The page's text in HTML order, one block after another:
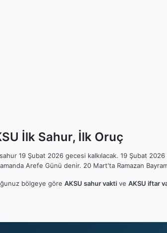
İlk Sahur, İlk Oruç
sahur 19 Şubat 2026 gecesi kalkılacak. 19 Şubat
Arefe Günü denir. 20 Mart'ta Ramazan
bölgeye göre AKSU sahur vakti ve AKSU iftar